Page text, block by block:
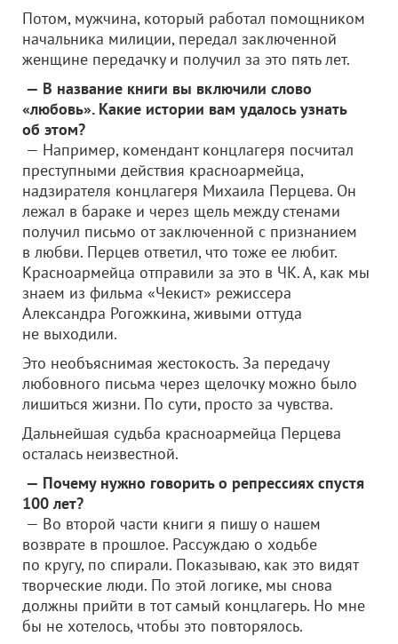
Потом, мужчина, который работал помощником
начальника милиции, передал заключенной
женщине передачку и получил за это пять лет.
— В название книги вы включили слово
«любовь». Какие истории вам удалось узнать
об этом?
— Например, комендант концлагеря посчитал
преступными действия красноармейца,
надзирателя концлагеря Михаила Перцева. Он
лежал в бараке и через щель между стенами
получил письмо от заключенной с признанием
в любви. Перцев ответил, что тоже ее любит.
Красноармейца отправили за это в ЧК. А, как мы
знаем из фильма «Чекист» режиссера
Александра Рогожкина, живыми оттуда
не выходили.
Это необъяснимая жестокость. За передачу
любовного письма через щелочку можно было
лишиться жизни. По сути, просто за чувства.
Дальнейшая судьба красноармейца Перцева
осталась неизвестной.
— Почему нужно говорить о репрессиях спустя
100 лет?
— Во второй части книги я пишу о нашем
возврате в прошлое. Рассуждаю о ходьбе
по кругу, по спирали. Показываю, как это видят
творческие люди. По этой логике, мы снова
должны прийти в тот самый концлагерь. Но мне
бы не хотелось, чтобы это повторялось.